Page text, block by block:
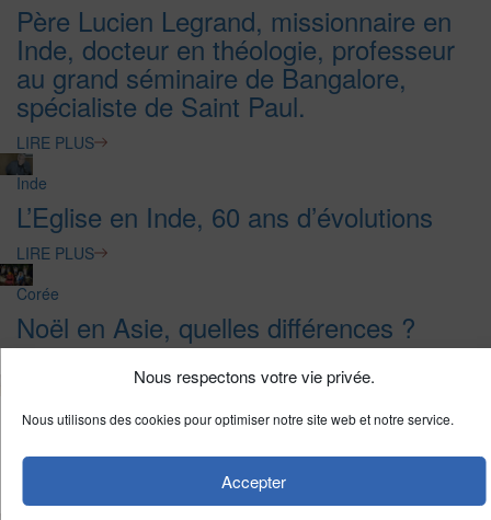
Nous respectons votre vie privée.
Nous utilisons des cookies pour optimiser notre site web et notre service.
Accepter
Père Lucien Legrand, missionnaire en
Inde, docteur en théologie, professeur
au grand séminaire de Bangalore,
spécialiste de Saint Paul.
LIRE PLUS
Inde
L’Eglise en Inde, 60 ans d’évolutions
LIRE PLUS
Corée
Noël en Asie, quelles différences ?
Yann Vagneux, Marseille et
l’hindouisme 2/2
LIRE PLUS